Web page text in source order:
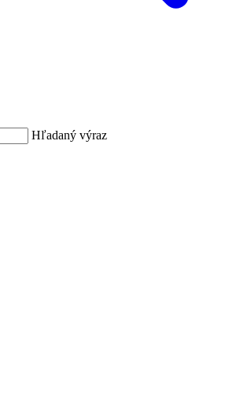
Hľadaný výraz